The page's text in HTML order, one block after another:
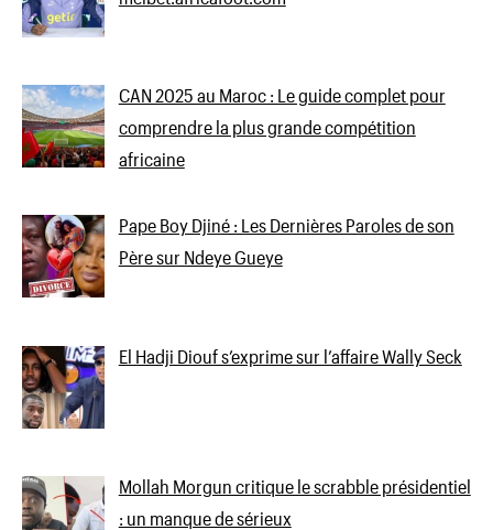
CAN 2025 au Maroc : Le guide complet pour
comprendre la plus grande compétition
africaine
Pape Boy Djiné : Les Dernières Paroles de son
Père sur Ndeye Gueye
El Hadji Diouf s’exprime sur l’affaire Wally Seck
Mollah Morgun critique le scrabble présidentiel
: un manque de sérieux